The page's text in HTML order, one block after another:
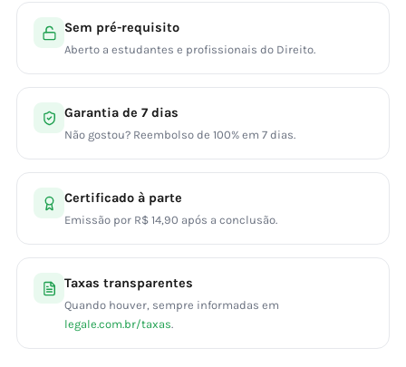
Sem pré-requisito
Aberto a estudantes e profissionais do Direito.
Garantia de 7 dias
Não gostou? Reembolso de 100% em 7 dias.
Certificado à parte
Emissão por R$ 14,90 após a conclusão.
Taxas transparentes
Quando houver, sempre informadas em
legale.com.br/taxas.